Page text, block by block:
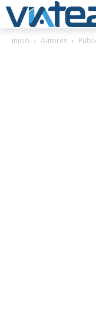
Inicio Autores